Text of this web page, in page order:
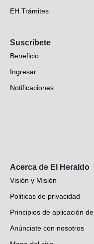
EH Trámites
EH Verifica
Fotogalerías
Deportes
Videos
Suscríbete
Beneficio
Ingresar
Notificaciones
Acerca de El Heraldo
Visión y Misión
Politicas de privacidad
Principios de aplicación
Anúnciate con nosotros